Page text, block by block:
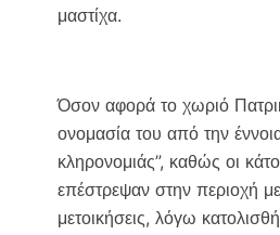
μαστίχα.
Όσον αφορά το χωριό
ονομασία του από την
κληρονομιάς”, καθώς οι
επέστρεψαν στην περιοχή
μετοικήσεις, λόγω